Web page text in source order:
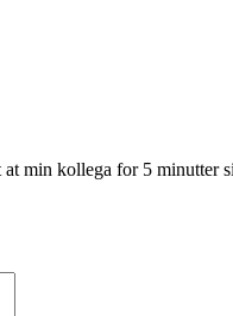
min kollega for 5 minutter